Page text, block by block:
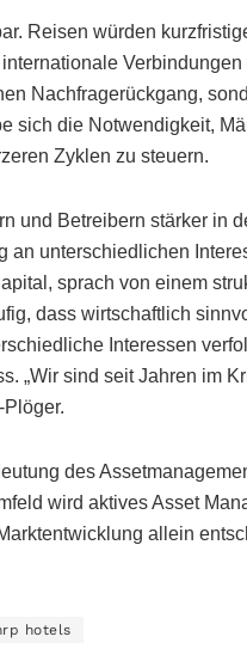
Reisen würden
Nachfragerückgang,
sich die Notwendigkeit,
Zyklen zu steuern.
und Betreibern stärker in
an unterschiedlichen
sprach von einem
dass wirtschaftlich
Interessen
„Wir sind seit Jahren im
des
wird aktives Asset
allein
hotels